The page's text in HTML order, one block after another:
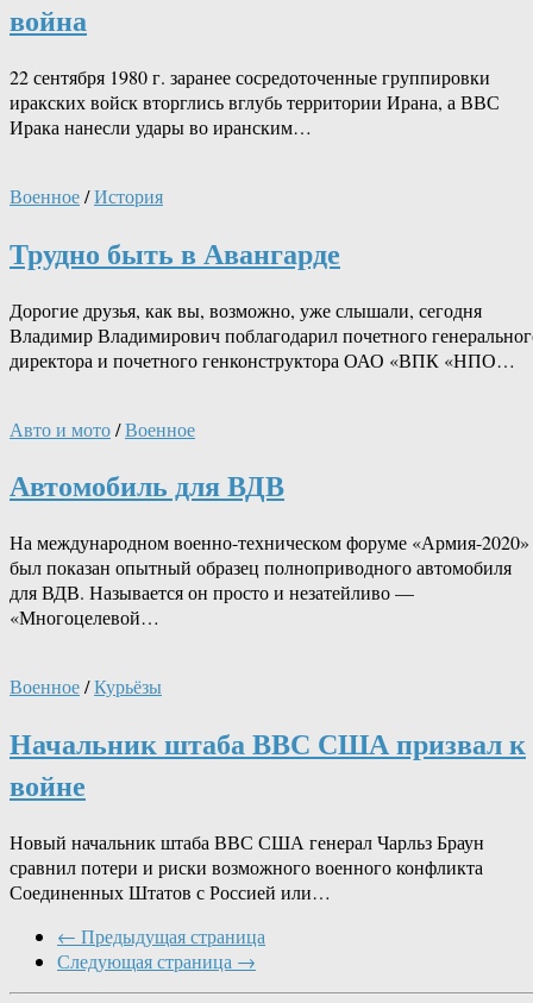
война
22 сентября 1980 г. заранее сосредоточенные группировки
иракских войск вторглись вглубь территории Ирана, а ВВС
Ирака нанесли удары во иранским…
Военное/История
Трудно быть в Авангарде
Дорогие друзья, как вы, возможно, уже слышали, сегодня
Владимир Владимирович поблагодарил почетного
директора и почетного генконструктора ОАО «ВПК «НПО…
Авто и мото/Военное
Автомобиль для ВДВ
На международном военно-техническом форуме «Армия-2020»
был показан опытный образец полноприводного автомобиля
для ВДВ. Называется он просто и незатейливо —
«Многоцелевой…
Военное/Курьёзы
Начальник штаба ВВС США призвал к
войне
Новый начальник штаба ВВС США генерал Чарльз Браун
сравнил потери и риски возможного военного конфликта
Соединенных Штатов с Россией или…
← Предыдущая страница
Следующая страница →